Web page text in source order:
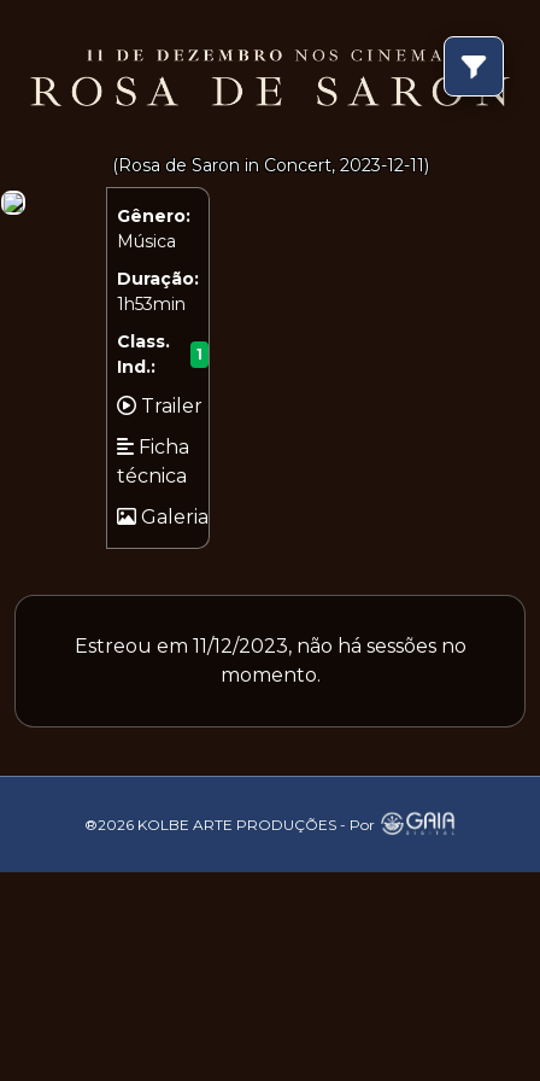
(Rosa de Saron in Concert, 2023-12-11)
Gênero:
Música
Duração:
1h53min
Class.
Ind.:
1
Trailer
Ficha
técnica
Galeria
Estreou em 11/12/2023, não há sessões no
momento.
®2026 KOLBE ARTE PRODUÇÕES - Por